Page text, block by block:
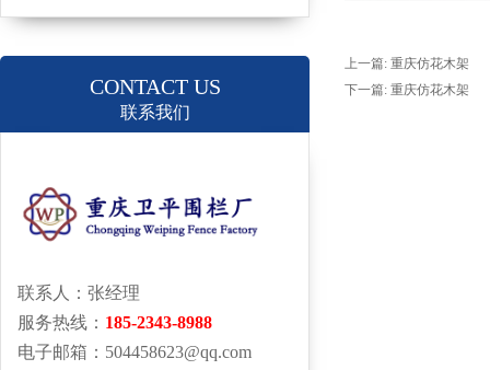
CONTACT US
联系我们
联系人：张经理
服务热线： 185-2343-8988
电子邮箱：504458623@qq.com
上一篇: 重庆仿花木架
下一篇: 重庆仿花木架